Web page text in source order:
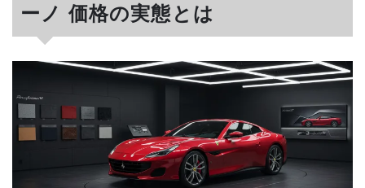
ーノ 価格の実態とは